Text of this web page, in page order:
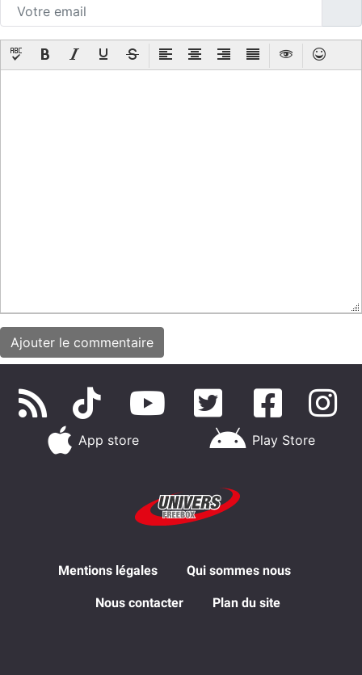
App store Play Store
Mentions légales Qui sommes nous
Nous contacter Plan du site